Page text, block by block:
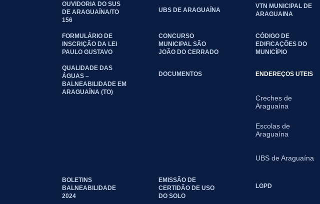
OUVIDORIA DO SUS
DE ARAGUAÍNA/TO
156
UBS DE ARAGUAÍNA
VTN MUNICIPAL DE
ARAGUAINA
FORMULÁRIO DE
INSCRIÇÃO DA LEI
PAULO GUSTAVO
CONCURSO
MUNICIPAL SÃO
JOÃO DO CERRADO
CÓDIGO DE
EDIFICAÇÕES DO
MUNICÍPIO
QUALIDADE DAS
ÁGUAS –
BALNEABILIDADE EM
ARAGUAÍNA (TO)
DOCUMENTOS ENDEREÇOS UTEIS
Creches de
Araguaína
Escolas de
Araguaína
UBS de Araguaína
BOLETINS
BALNEABILIDADE
2024
EMISSÃO DE
CERTIDÃO DE USO
DO SOLO
LGPD